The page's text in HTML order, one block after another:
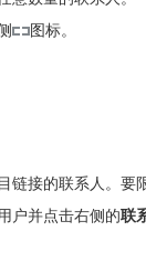
图标。
链接的联系人。要
户并点击右侧的联